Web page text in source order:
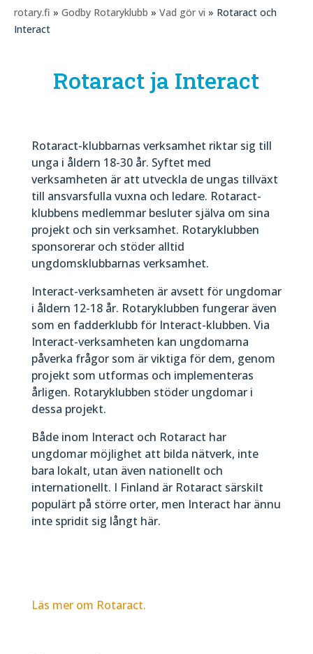
rotary.fi » Godby Rotaryklubb » Vad gör vi » Rotaract och
Interact
Rotaract ja Interact
Rotaract-klubbarnas verksamhet riktar sig till
unga i åldern 18-30 år. Syftet med
verksamheten är att utveckla de ungas tillväxt
till ansvarsfulla vuxna och ledare. Rotaract-
klubbens medlemmar besluter själva om sina
projekt och sin verksamhet. Rotaryklubben
sponsorerar och stöder alltid
ungdomsklubbarnas verksamhet.
Interact-verksamheten är avsett för ungdomar
i åldern 12-18 år. Rotaryklubben fungerar även
som en fadderklubb för Interact-klubben. Via
Interact-verksamheten kan ungdomarna
påverka frågor som är viktiga för dem, genom
projekt som utformas och implementeras
årligen. Rotaryklubben stöder ungdomar i
dessa projekt.
Både inom Interact och Rotaract har
ungdomar möjlighet att bilda nätverk, inte
bara lokalt, utan även nationellt och
internationellt. I Finland är Rotaract särskilt
populärt på större orter, men Interact har ännu
inte spridit sig långt här.
Läs mer om Rotaract.